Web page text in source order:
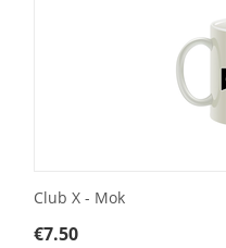
Club X - Mok
€7.50